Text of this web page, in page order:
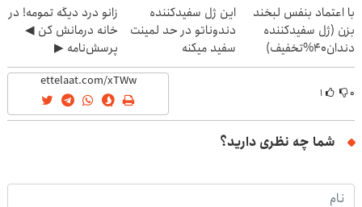
با اعتماد بنفس لبخند
بزن (ژل سفیدکننده
دندان40%تخفیف)
این ژل سفیدکننده
دندوناتو در حد لمینت
سفید میکنه
(40%تخفیف)
زانو درد دیگه تمومه! در
خانه درمانش کن ◀
پرسش‌نامه ▶
۰ ۱
شما چه نظری دارید؟